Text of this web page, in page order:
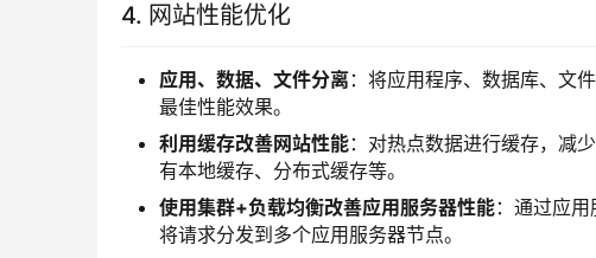
4. 网站性能优化
应用、数据、文件分离：将应用程序、数据库、文
最佳性能效果。
利用缓存改善网站性能：对热点数据进行缓存，减
有本地缓存、分布式缓存等。
使用集群+负载均衡改善应用服务器性能：通过应
将请求分发到多个应用服务器节点。